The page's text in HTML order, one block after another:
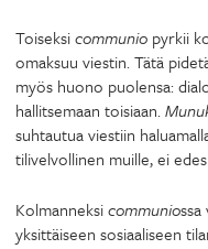
Toiseksicommunio pyrkii
omaksuu viestin. Tätä
myös huono puolensa:
hallitsemaan toisiaan.
suhtautua viestiin
tilivelvollinen muille, ei
Kolmanneksicommunio
yksittäiseen sosiaaliseen